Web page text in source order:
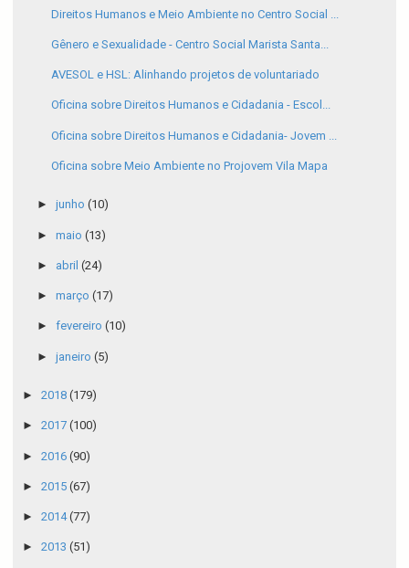
Direitos Humanos e Meio Ambiente no Centro Social ...
Gênero e Sexualidade - Centro Social Marista Santa...
AVESOL e HSL: Alinhando projetos de voluntariado
Oficina sobre Direitos Humanos e Cidadania - Escol...
Oficina sobre Direitos Humanos e Cidadania- Jovem ...
Oficina sobre Meio Ambiente no Projovem Vila Mapa
► junho (10)
► maio (13)
► abril (24)
► março (17)
► fevereiro (10)
► janeiro (5)
► 2018 (179)
► 2017 (100)
► 2016 (90)
► 2015 (67)
► 2014(77)
► 2013 (51)